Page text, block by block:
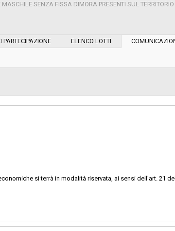
SENZA FISSA DIMORA PRESENTI SUL TERRITORIO
Svolgimento:
PARTECIPAZIONE ELENCO LOTTI
si terrà in modalità riservata, ai sensi dell'art. 21